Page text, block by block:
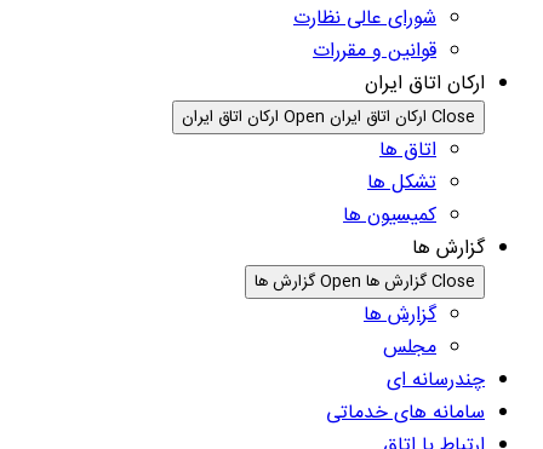
شورای عالی نظارت
قوانین و مقررات
ارکان اتاق ایران
Close ارکان اتاق ایران Open ارکان اتاق ایران
اتاق ها
تشکل ها
کمیسیون ها
گزارش ها
Close گزارش ها Open گزارش ها
گزارش ها
مجلس
چندرسانه ای
سامانه های خدماتی